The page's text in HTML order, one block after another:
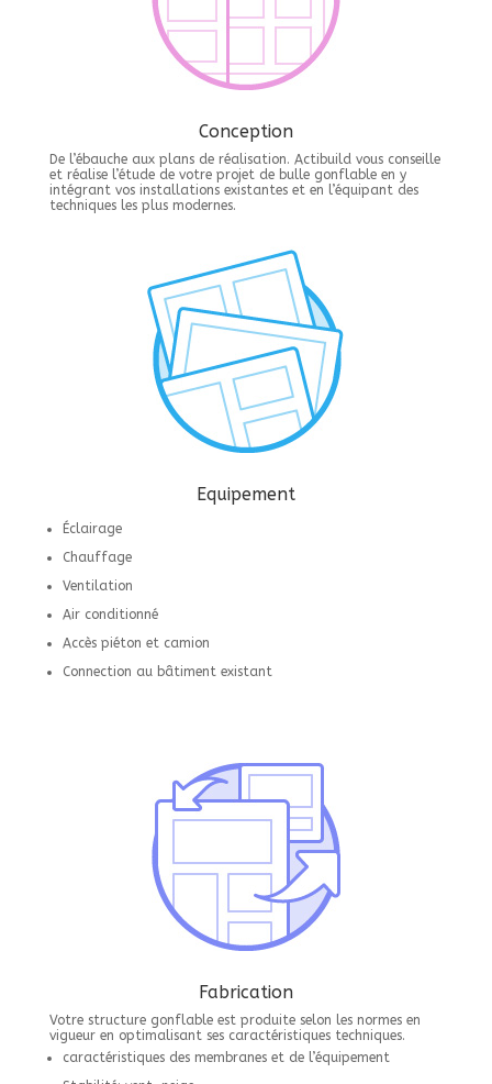
Conception
De l’ébauche aux plans de réalisation. Actibuild vous conseille
et réalise l’étude de votre projet de bulle gonflable en y
intégrant vos installations existantes et en l’équipant des
techniques les plus modernes.
Equipement
Éclairage
Chauffage
Ventilation
Air conditionné
Accès piéton et camion
Connection au bâtiment existant
Fabrication
Votre structure gonflable est produite selon les normes en
vigueur en optimalisant ses caractéristiques techniques.
caractéristiques des membranes et de l’équipement